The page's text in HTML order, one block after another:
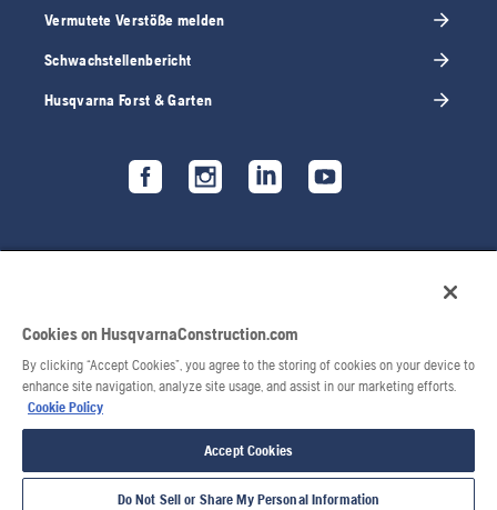
Vermutete Verstöße melden
Schwachstellenbericht
Husqvarna Forst & Garten
© 2026 Husqvarna AB. Alle Rechte vorbehalten.
Cookies on HusqvarnaConstruction.com
By clicking “Accept Cookies”, you agree to the storing of cookies on your device to
enhance site navigation, analyze site usage, and assist in our marketing efforts.
Cookie Policy
Accept Cookies
Do Not Sell or Share My Personal Information